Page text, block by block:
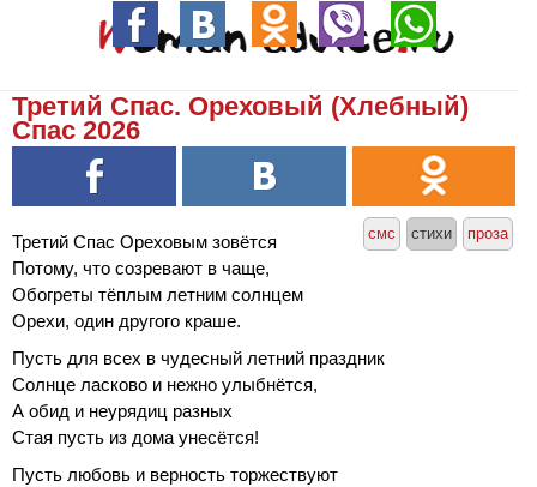
Третий Спас. Ореховый (Хлебный)
Спас 2026
смс стихи проза
Третий Спас Ореховым зовётся
Потому, что созревают в чаще,
Обогреты тёплым летним солнцем
Орехи, один другого краше.
Пусть для всех в чудесный летний праздник
Солнце ласково и нежно улыбнётся,
А обид и неурядиц разных
Стая пусть из дома унесётся!
Пусть любовь и верность торжествуют